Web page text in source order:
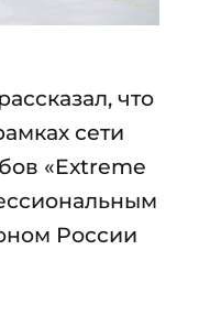
что
сети
«Extreme
России